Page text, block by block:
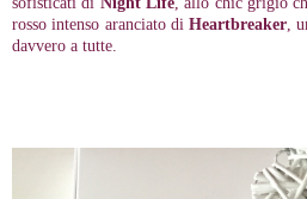
rosso intenso aranciato diHeartbreaker ,
davvero a tutte.